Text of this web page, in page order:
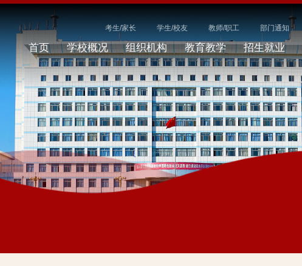
考生/家长 学生/校友 教师/职工 部门通知
首页 学校概况 组织机构 教育教学 招生就业